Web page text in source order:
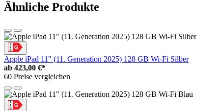
Ähnliche Produkte
Apple iPad 11" (11. Generation 2025) 128 GB Wi-Fi Silber
ab 423,00 €*
60 Preise vergleichen